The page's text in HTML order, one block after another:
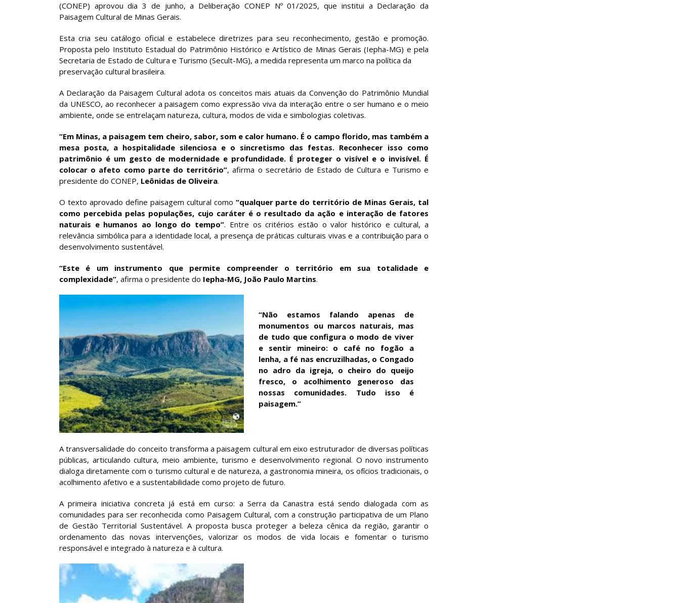
(CONEP) aprovou dia 3 de junho, a Deliberação CONEP Nº 01/2025, que institui a Declaração da
Paisagem Cultural de Minas Gerais.
Esta cria seu catálogo oficial e estabelece diretrizes para seu reconhecimento, gestão e promoção.
Proposta pelo Instituto Estadual do Patrimônio Histórico e Artístico de Minas Gerais (Iepha-MG) e pela
Secretaria de Estado de Cultura e Turismo (Secult-MG), a medida representa um marco na política da
preservação cultural brasileira.
A Declaração da Paisagem Cultural adota os conceitos mais atuais da Convenção do Patrimônio Mundial
da UNESCO, ao reconhecer a paisagem como expressão viva da interação entre o ser humano e o meio
ambiente, onde se entrelaçam natureza, cultura, modos de vida e simbologias coletivas.
“Em Minas, a paisagem tem cheiro, sabor, som e calor humano. É o campo florido, mas também a
mesa posta, a hospitalidade silenciosa e o sincretismo das festas. Reconhecer isso como
patrimônio é um gesto de modernidade e profundidade. É proteger o visível e o invisível. É
colocar o afeto como parte do território”, afirma o secretário de Estado de Cultura e Turismo e
presidente do CONEP, Leônidas de Oliveira.
O texto aprovado define paisagem cultural como “qualquer parte do território de Minas Gerais, tal
como percebida pelas populações, cujo caráter é o resultado da ação e interação de fatores
naturais e humanos ao longo do tempo”. Entre os critérios estão o valor histórico e cultural, a
relevância simbólica para a identidade local, a presença de práticas culturais vivas e a contribuição para o
desenvolvimento sustentável.
“Este é um instrumento que permite compreender o território em sua totalidade e
complexidade”, afirma o presidente do Iepha-MG, João Paulo Martins.
“Não estamos falando apenas de
monumentos ou marcos naturais, mas
de tudo que configura o modo de viver
e sentir mineiro: o café no fogão a
lenha, a fé nas encruzilhadas, o Congado
no adro da igreja, o cheiro do queijo
fresco, o acolhimento generoso das
nossas comunidades. Tudo isso é
paisagem.”
A transversalidade do conceito transforma a paisagem cultural em eixo estruturador de diversas políticas
públicas, articulando cultura, meio ambiente, turismo e desenvolvimento regional. O novo instrumento
dialoga diretamente com o turismo cultural e de natureza, a gastronomia mineira, os ofícios tradicionais, o
acolhimento afetivo e a sustentabilidade como projeto de futuro.
A primeira iniciativa concreta já está em curso: a Serra da Canastra está sendo dialogada com as
comunidades para ser reconhecida como Paisagem Cultural, com a construção participativa de um Plano
de Gestão Territorial Sustentável. A proposta busca proteger a beleza cênica da região, garantir o
ordenamento das novas intervenções, valorizar os modos de vida locais e fomentar o turismo
responsável e integrado à natureza e à cultura.